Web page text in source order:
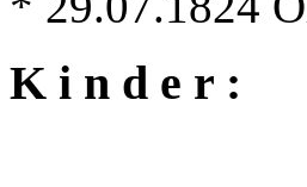
K i n d e r :